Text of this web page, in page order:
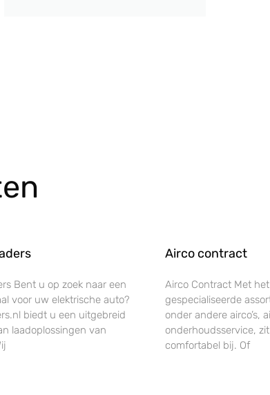
Bent u op zoek naar een
voor uw elektrische auto?
biedt u een uitgebreid
laadoplossingen van
Airco contract
Airco Contract Met
gespecialiseerde
onder andere airco’s,
onderhoudsservice,
comfortabel bij. Of